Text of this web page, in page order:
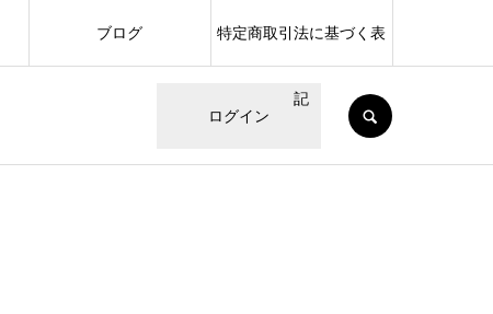
ログイン
ブログ 特定商取引法に基づく表
記